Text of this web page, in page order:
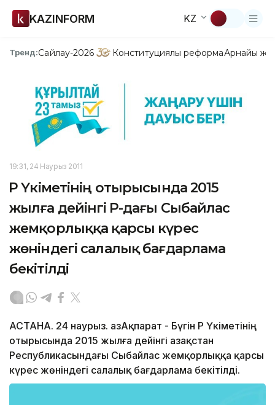
KAZINFORM KZ
Тренд:Сайлау-2026 Конституциялық реформаАрнайы
19:31, 24 Наурыз 2011
ҚР Үкіметінің отырысында 2015
жылға дейінгі ҚР-дағы Сыбайлас
жемқорлыққа қарсы күрес
жөніндегі салалық бағдарлама
бекітілді
АСТАНА. 24 наурыз. ҚазАқпарат - Бүгін ҚР Үкіметінің
отырысында 2015 жылға дейінгі Қазақстан
Республикасындағы Сыбайлас жемқорлыққа қарсы
күрес жөніндегі салалық бағдарлама бекітілді.